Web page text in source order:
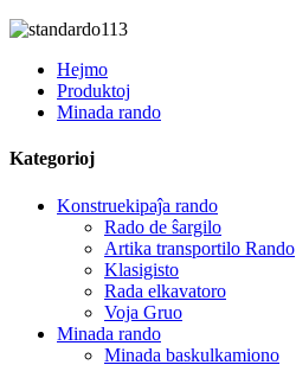
Hejmo
Produktoj
Minada rando
Kategorioj
Konstruekipaĵa rando
Rado de ŝargilo
Artika transportilo Rando
Klasigisto
Rada elkavatoro
Voja Gruo
Minada rando
Minada baskulkamiono